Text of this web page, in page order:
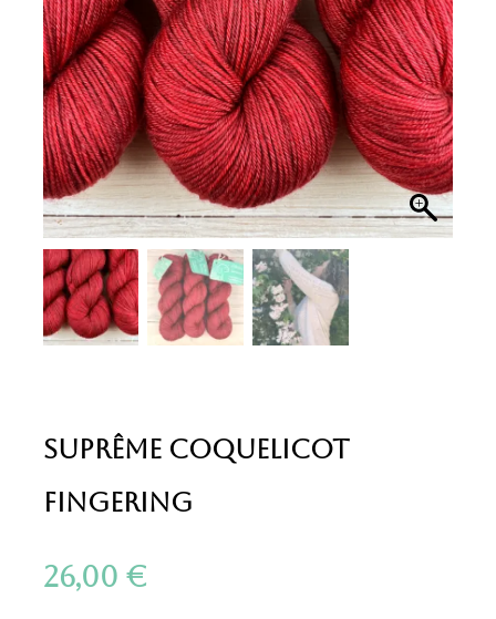
Suprême Coquelicot
Fingering
26,00 €